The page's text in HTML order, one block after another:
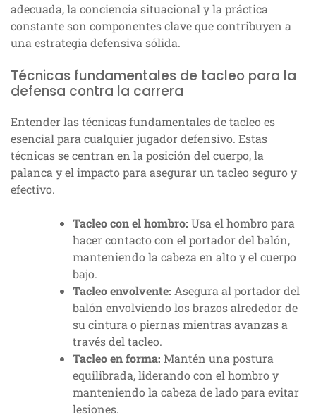
adecuada, la conciencia situacional y la práctica
constante son componentes clave que contribuyen a
una estrategia defensiva sólida.
Técnicas fundamentales de tacleo para la
defensa contra la carrera
Entender las técnicas fundamentales de tacleo es
esencial para cualquier jugador defensivo. Estas
técnicas se centran en la posición del cuerpo, la
palanca y el impacto para asegurar un tacleo seguro y
efectivo.
Tacleo con el hombro: Usa el hombro para
hacer contacto con el portador del balón,
manteniendo la cabeza en alto y el cuerpo
bajo.
Tacleo envolvente: Asegura al portador del
balón envolviendo los brazos alrededor de
su cintura o piernas mientras avanzas a
través del tacleo.
Tacleo en forma: Mantén una postura
equilibrada, liderando con el hombro y
manteniendo la cabeza de lado para evitar
lesiones.